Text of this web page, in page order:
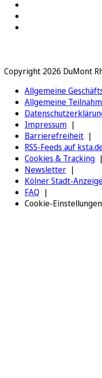
Copyright 2026 DuMont
Allgemeine
Allgemeine
Impressum
Barrierefreiheit
RSS-Feeds auf
Cookies & Tracking
Newsletter
Kölner Stadt-
FAQ
Cookie-Einstellungen